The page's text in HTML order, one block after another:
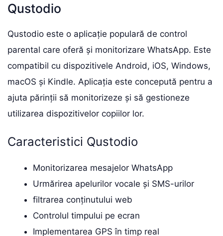
Qustodio
Qustodio este o aplicație populară de control
parental care oferă și monitorizare WhatsApp. Este
compatibil cu dispozitivele Android, iOS, Windows,
macOS și Kindle. Aplicația este concepută pentru a
ajuta părinții să monitorizeze și să gestioneze
utilizarea dispozitivelor copiilor lor.
Caracteristici Qustodio
Monitorizarea mesajelor WhatsApp
Urmărirea apelurilor vocale și SMS-urilor
filtrarea conținutului web
Controlul timpului pe ecran
Implementarea GPS în timp real